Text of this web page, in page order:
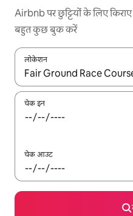
Airbnb पर छुट्टियों के लिए
बहुत कुछ बुक करें
लोकेशन
नतीजों के उपलब्ध होने पर, अप
चेक इन
चेक आउट